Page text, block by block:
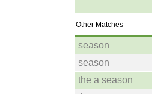
Other Matches
season
season
the a season